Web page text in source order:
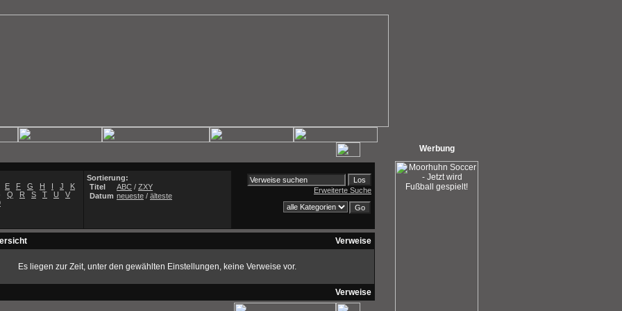
E F G H I J
K
Q R S T U
V
Sortierung:
Titel
ABC / ZXY
Datum neueste / älteste
Erweiterte Suche
Verweise
Es liegen zur Zeit, unter den gewählten Einstellungen, keine Verweise vor.
Verweise
Werbung